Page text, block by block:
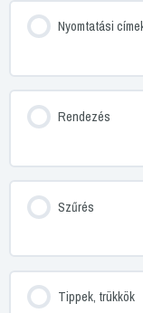
Nyomtatási
Rendezés
Szűrés
Tippek, trükkök